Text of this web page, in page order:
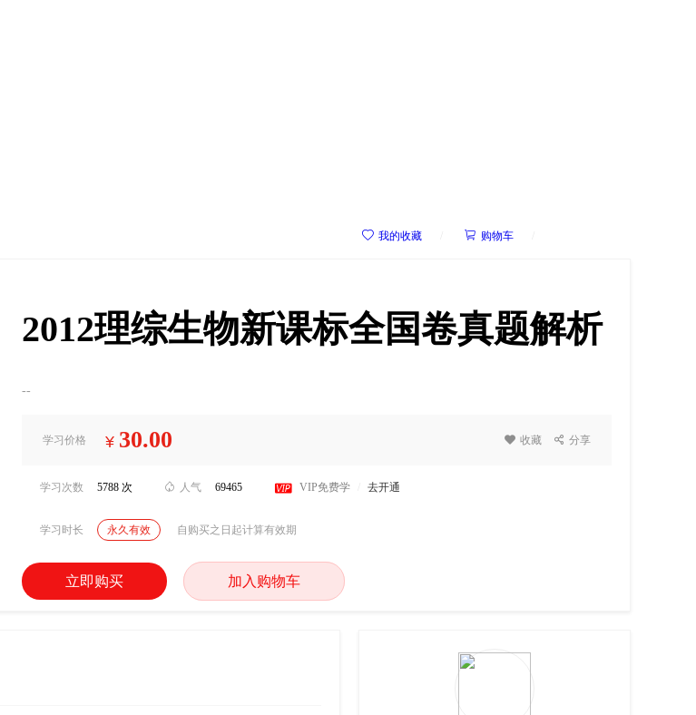
 我的收藏  购物车
2012理综生物新课标全国卷真题解析
--
学习价格 ¥ 30.00  收藏  分享
学习次数 5788 次  人气 69465  VIP免费学 去开通
学习时长 永久有效 自购买之日起计算有效期
立即购买 加入购物车